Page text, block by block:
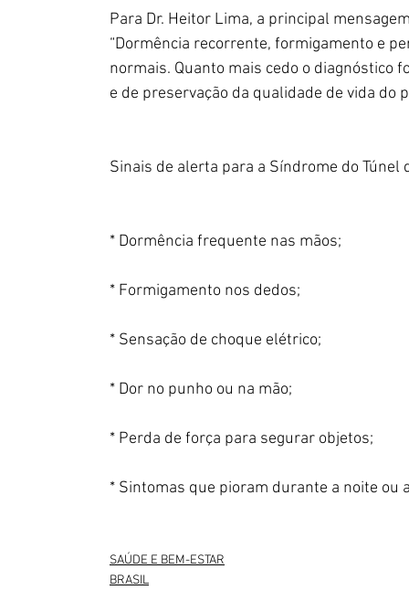
Para Dr. Heitor Lima, a principal
“Dormência recorrente, formigamento e
normais. Quanto mais cedo o diagnóstico
e de preservação da qualidade de vida do
Sinais de alerta para a Síndrome do Túnel
* Dormência frequente nas mãos;
* Formigamento nos dedos;
* Sensação de choque elétrico;
* Dor no punho ou na mão;
* Perda de força para segurar objetos;
* Sintomas que pioram durante a noite ou
SAÚDE E BEM-ESTAR
BRASIL